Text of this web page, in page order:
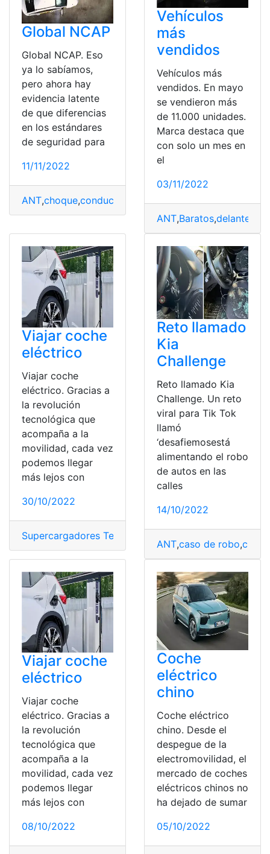
Global NCAP
Global NCAP. Eso
ya lo sabíamos,
pero ahora hay
evidencia latente
de que diferencias
en los estándares
de seguridad para
11/11/2022
ANT,choque,conduccion
Vehículos
más
vendidos
Vehículos más
vendidos. En mayo
se vendieron más
de 11.000 unidades.
Marca destaca que
con solo un mes en
el
03/11/2022
ANT,Baratos,delanteros
Viajar coche
eléctrico
Viajar coche
eléctrico. Gracias a
la revolución
tecnológica que
acompaña a la
movilidad, cada vez
podemos llegar
más lejos con
30/10/2022
Supercargadores Tesla
Reto llamado
Kia
Challenge
Reto llamado Kia
Challenge. Un reto
viral para Tik Tok
llamó
‘desafiemosestá
alimentando el robo
de autos en las
calles
14/10/2022
ANT,caso de robo,
Viajar coche
eléctrico
Viajar coche
eléctrico. Gracias a
la revolución
tecnológica que
acompaña a la
movilidad, cada vez
podemos llegar
más lejos con
08/10/2022
Coche
eléctrico
chino
Coche eléctrico
chino. Desde el
despegue de la
electromovilidad, el
mercado de coches
eléctricos chinos no
ha dejado de sumar
05/10/2022